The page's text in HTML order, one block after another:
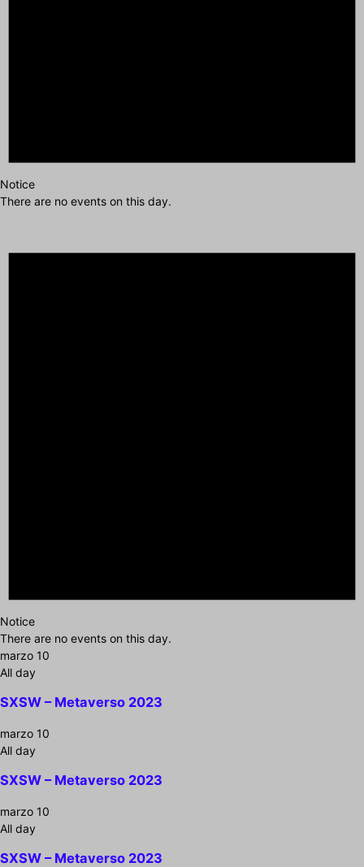
Notice
There are no events on this day.
Notice
There are no events on this day.
marzo 10
All day
SXSW – Metaverso 2023
marzo 10
All day
SXSW – Metaverso 2023
marzo 10
All day
SXSW – Metaverso 2023